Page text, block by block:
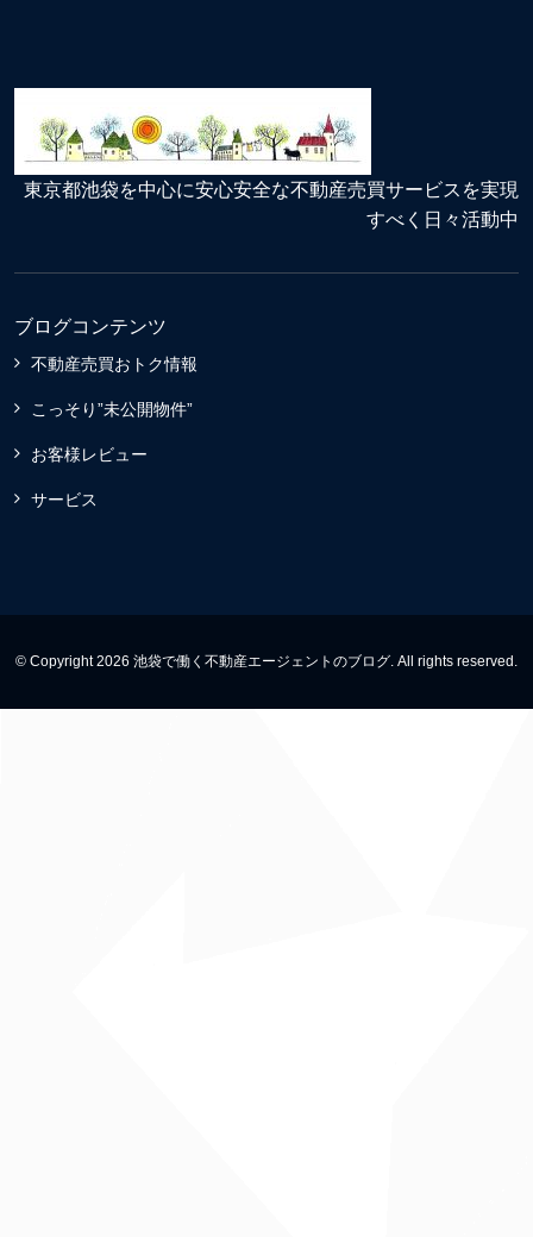
東京都池袋を中心に安心安全な不動産売買サービスを実現
すべく日々活動中
ブログコンテンツ
不動産売買おトク情報
こっそり”未公開物件”
お客様レビュー
サービス
© Copyright 2026 池袋で働く不動産エージェントのブログ. All rights reserved.